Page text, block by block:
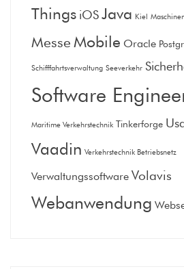
Things iOSJava Kiel
Messe Mobile Oracle
Schifffahrtsverwaltung Seeverkehr
Software
Maritime Verkehrstechnik Tinkerforge
Vaadin Verkehrstechnik Betriebsnetz
Verwaltungssoftware Volavis
Webanwendung